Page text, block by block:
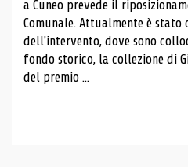
a Cuneo prevede il
Comunale. Attualmente è
dell'intervento, dove sono
fondo storico, la collezione di
del premio ...